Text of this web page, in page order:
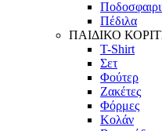
Πέδιλα
ΠΑΙΔΙΚΟ
T-Shirt
Σετ
Φούτερ
Ζακέτες
Φόρμες
Κολάν